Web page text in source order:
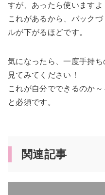
すが、あったら使いますよ
これがあるから、バック
ルが下がるほどです。
気になったら、一度手持
見てみてください！
これが自分でできるのか
と必須です。
関連記事